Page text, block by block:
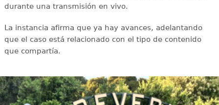
durante una transmisión en vivo.
La instancia afirma que ya hay avances, adelantando
que el caso está relacionado con el tipo de contenido
que compartía.